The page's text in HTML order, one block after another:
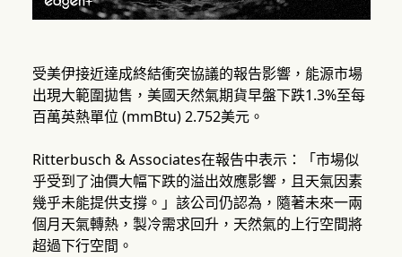
受美伊接近達成終結衝突協議的報告影響，能源市場
出現大範圍拋售，美國天然氣期貨早盤下跌1.3%至每
百萬英熱單位 (mmBtu) 2.752美元。
Ritterbusch & Associates在報告中表示：「市場似
乎受到了油價大幅下跌的溢出效應影響，且天氣因素
幾乎未能提供支撐。」該公司仍認為，隨著未來一兩
個月天氣轉熱，製冷需求回升，天然氣的上行空間將
超過下行空間。